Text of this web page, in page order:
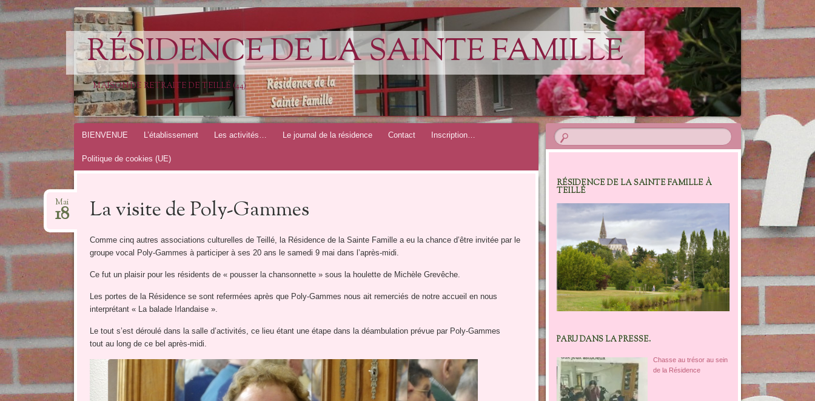
RÉSIDENCE DE LA SAINTE FAMILLE
MAISON DE RETRAITE DE TEILLÉ (44)
Aller
contenu
BIENVENUE L’établissement Les activités… Le journal de la résidence Contact Inscription…
Politique de cookies (UE)
La visite de Poly-Gammes
Mai
18
Comme cinq autres associations culturelles de Teillé, la Résidence de la Sainte Famille a eu la chance d’être invitée par le
groupe vocal Poly-Gammes à participer à ses 20 ans le samedi 9 mai dans l’après-midi.
Ce fut un plaisir pour les résidents de « pousser la chansonnette » sous la houlette de Michèle Grevêche.
Les portes de la Résidence se sont refermées après que Poly-Gammes nous ait remerciés de notre accueil en nous
interprétant « La balade Irlandaise ».
Le tout s’est déroulé dans la salle d’activités, ce lieu étant une étape dans la déambulation prévue par Poly-Gammes
tout au long de ce bel après-midi.
RÉSIDENCE DE LA SAINTE FAMILLE À
TEILLÉ
PARU DANS LA PRESSE.
Chasse au trésor au sein
de la Résidence